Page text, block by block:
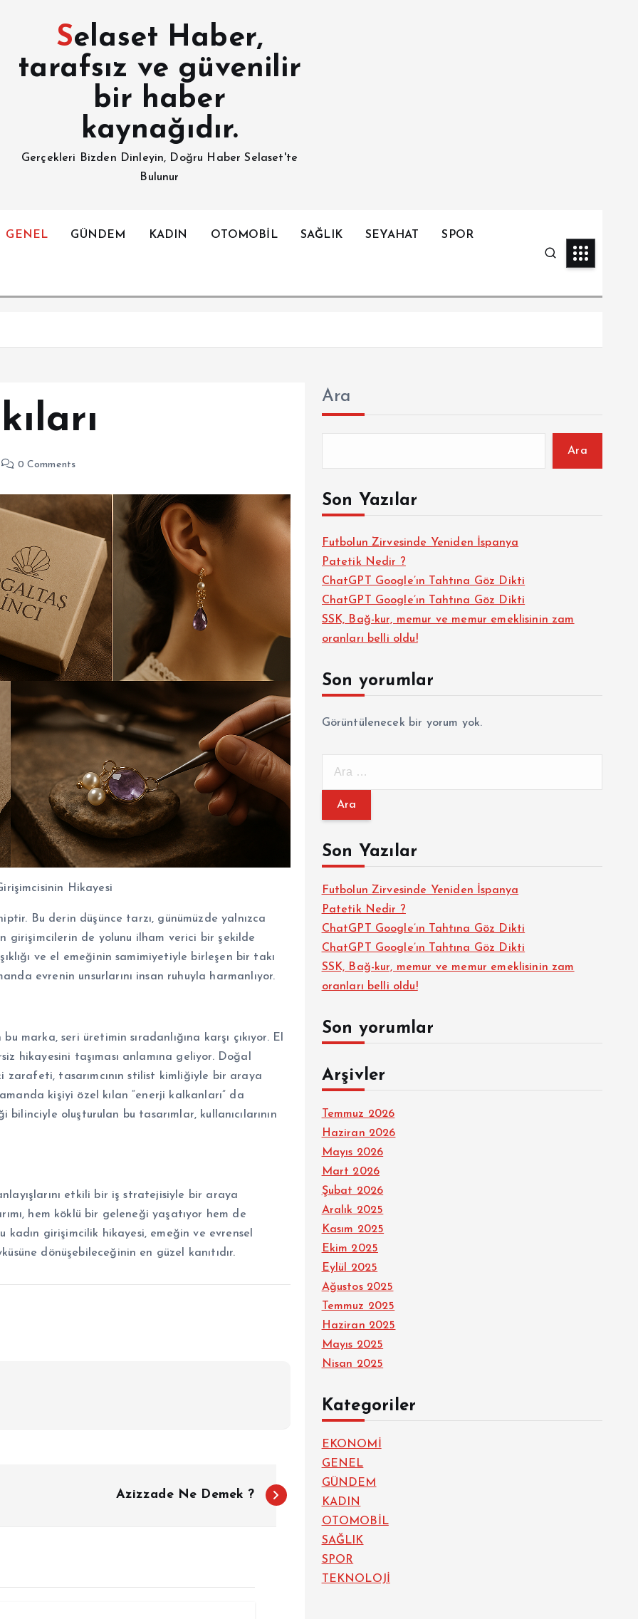
Selaset Haber,
tarafsız ve güvenilir
bir haber
kaynağıdır.
Gerçekleri Bizden Dinleyin, Doğru Haber Selaset'te
Bulunur
GENEL GÜNDEM KADIN OTOMOBİL SAĞLIK SEYAHAT SPOR
0 Comments
Hikayesi
Bu derin düşünce tarzı, günümüzde yalnızca
girişimcilerin de yolunu ilham verici bir şekilde
ve el emeğinin samimiyetiyle birleşen bir takı
evrenin unsurlarını insan ruhuyla harmanlıyor.
marka, seri üretimin sıradanlığına karşı çıkıyor. El
hikayesini taşıması anlamına geliyor. Doğal
zarafeti, tasarımcının stilist kimliğiyle bir araya
kişiyi özel kılan “enerji kalkanları” da
oluşturulan bu tasarımlar, kullanıcılarının
etkili bir iş stratejisiyle bir araya
hem köklü bir geleneği yaşatıyor hem de
kadın girişimcilik hikayesi, emeğin ve evrensel
dönüşebileceğinin en güzel kanıtıdır.
Azizzade Ne Demek ?
Ara
Ara
Son Yazılar
Futbolun Zirvesinde Yeniden İspanya
Patetik Nedir ?
ChatGPT Google’ın Tahtına Göz Dikti
ChatGPT Google’ın Tahtına Göz Dikti
SSK, Bağ-kur, memur ve memur emeklisinin zam
oranları belli oldu!
Son yorumlar
Görüntülenecek bir yorum yok.
m
:Son Yazılar
Futbolun Zirvesinde Yeniden İspanya
Patetik Nedir ?
ChatGPT Google’ın Tahtına Göz Dikti
ChatGPT Google’ın Tahtına Göz Dikti
SSK, Bağ-kur, memur ve memur emeklisinin zam
oranları belli oldu!
Son yorumlar
Arşivler
Temmuz 2026
Haziran 2026
Mayıs 2026
Mart 2026
Şubat 2026
Aralık 2025
Kasım 2025
Ekim 2025
Eylül 2025
Ağustos 2025
Temmuz 2025
Haziran 2025
Mayıs 2025
Nisan 2025
Kategoriler
EKONOMİ
GENEL
GÜNDEM
KADIN
OTOMOBİL
SAĞLIK
SPOR
TEKNOLOJİ